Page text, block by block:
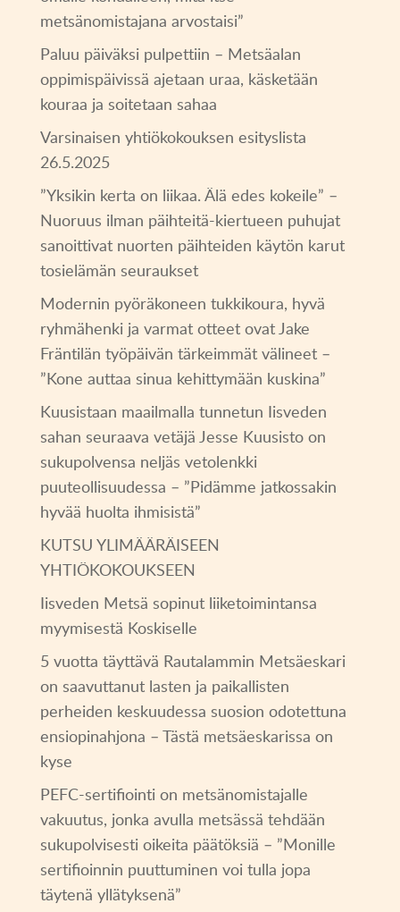
metsänomistajana arvostaisi”
Paluu päiväksi pulpettiin – Metsäalan
oppimispäivissä ajetaan uraa, käsketään
kouraa ja soitetaan sahaa
Varsinaisen yhtiökokouksen esityslista
26.5.2025
”Yksikin kerta on liikaa. Älä edes kokeile” –
Nuoruus ilman päihteitä-kiertueen puhujat
sanoittivat nuorten päihteiden käytön karut
tosielämän seuraukset
Modernin pyöräkoneen tukkikoura, hyvä
ryhmähenki ja varmat otteet ovat Jake
Fräntilän työpäivän tärkeimmät välineet –
”Kone auttaa sinua kehittymään kuskina”
Kuusistaan maailmalla tunnetun Iisveden
sahan seuraava vetäjä Jesse Kuusisto on
sukupolvensa neljäs vetolenkki
puuteollisuudessa – ”Pidämme jatkossakin
hyvää huolta ihmisistä”
KUTSU YLIMÄÄRÄISEEN
YHTIÖKOKOUKSEEN
Iisveden Metsä sopinut liiketoimintansa
myymisestä Koskiselle
5 vuotta täyttävä Rautalammin Metsäeskari
on saavuttanut lasten ja paikallisten
perheiden keskuudessa suosion odotettuna
ensiopinahjona – Tästä metsäeskarissa on
kyse
PEFC-sertifiointi on metsänomistajalle
vakuutus, jonka avulla metsässä tehdään
sukupolvisesti oikeita päätöksiä – ”Monille
sertifioinnin puuttuminen voi tulla jopa
täytenä yllätyksenä”